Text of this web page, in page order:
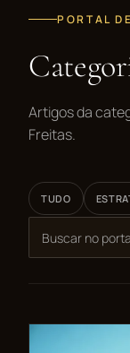
PORTAL
Artigos da
Freitas.
TUDO